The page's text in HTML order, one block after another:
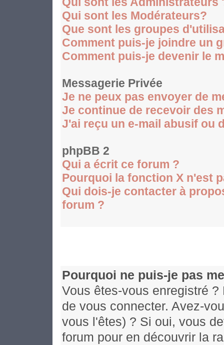
Qui sont les Modérateurs?
Que sont les groupes
Comment puis-je joindre un
Comment puis-je devenir le
Messagerie Privée
Je ne peux pas envoyer de
Je continue de recevoir des
J'ai reçu un e-mail abusif ou
phpBB 2
Qui a écrit ce forum ?
Pourquoi la fonction X n'est
Qui dois-je contacter à
forum ?
Pourquoi ne puis-je pas
Vous êtes-vous enregistré
de vous connecter. Avez-
vous l'êtes) ? Si oui, vous
forum pour en découvrir la